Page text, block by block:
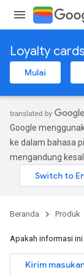
Loyalty cards
Mulai
Google
ke dalam bahasa
mengandung
Beranda Produk
Apakah informasi
Kirim